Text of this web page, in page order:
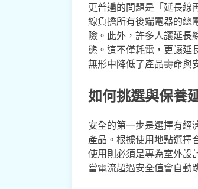
更普遍的問題是「延長線
線負擔所有後端電器的總
險。此外，許多人讓延長
態。這不僅耗電，更讓延
無形中降低了產品壽命與
如何挑選與保養
安全的第一步是選擇有經
產品。根據使用地點選擇
使用則必須是專為室外設
當電流超過安全值會自動